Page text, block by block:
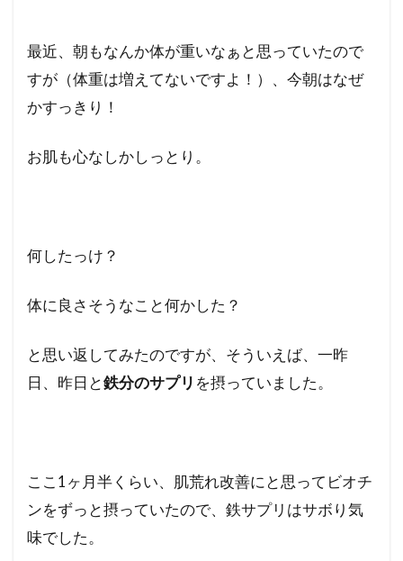
最近、朝もなんか体が重いなぁと思っていたので
すが（体重は増えてないですよ！）、今朝はなぜ
かすっきり！
お肌も心なしかしっとり。
何したっけ？
体に良さそうなこと何かした？
と思い返してみたのですが、そういえば、一昨
日、昨日と鉄分のサプリ を摂っていました。
ここ1ヶ月半くらい、肌荒れ改善にと思ってビオチ
ンをずっと摂っていたので、鉄サプリはサボり気
味でした。